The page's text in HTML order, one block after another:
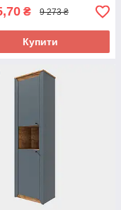
₴ 9 273 ₴
Купити